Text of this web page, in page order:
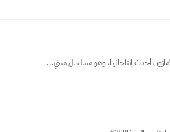
أحدث إنتاجاتها، وهو مسلسل مبني...